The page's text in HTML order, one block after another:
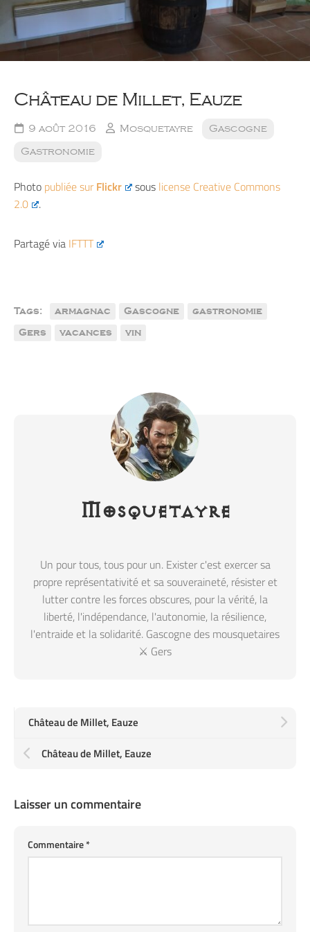
Château de Millet, Eauze
9 août 2016 Mosquetayre
Gascogne
Gastronomie
Photo publiée surFlickr sous license Creative Commons
2.0
.
Partagé via IFTTT
Tags: armagnac Gascogne
gastronomie
Gers
vacances vin
Mosquetayre
Un pour tous, tous pour un. Exister c'est exercer sa
propre représentativité et sa souveraineté, résister et
lutter contre les forces obscures, pour la vérité, la
liberté, l'indépendance, l'autonomie, la résilience,
l'entraide et la solidarité. Gascogne des mousquetaires
⚔️ Gers
Château de Millet, Eauze
Château de Millet, Eauze
Laisser un commentaire
Commentaire*